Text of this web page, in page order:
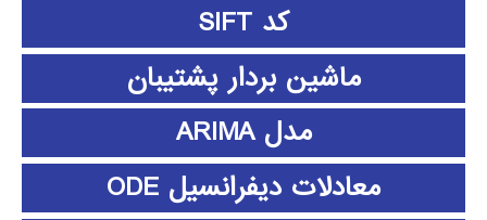
کد SIFT
ماشین بردار پشتیبان
مدل ARIMA
معادلات دیفرانسیل ODE